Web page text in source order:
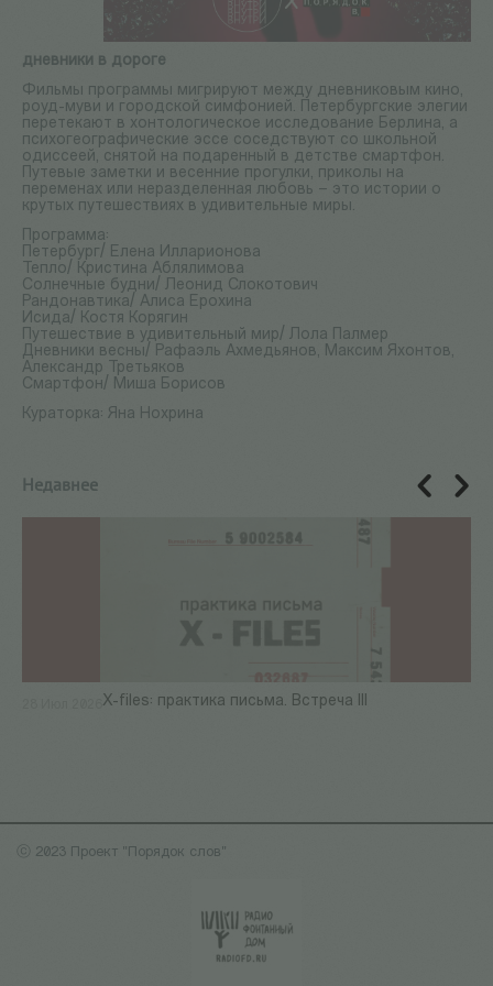
дневники в дороге
Фильмы программы мигрируют между дневниковым кино,
роуд-муви и городской симфонией. Петербургские элегии
перетекают в хонтологическое исследование Берлина, а
психогеографические эссе соседствуют со школьной
одиссеей, снятой на подаренный в детстве смартфон.
Путевые заметки и весенние прогулки, приколы на
переменах или неразделенная любовь – это истории о
крутых путешествиях в удивительные миры.
Программа:
Петербург/ Елена Илларионова
Тепло/ Кристина Аблялимова
Солнечные будни/ Леонид Слокотович
Рандонавтика/ Алиса Ерохина
Исида/ Костя Корягин
Путешествие в удивительный мир/ Лола Палмер
Дневники весны/ Рафаэль Ахмедьянов, Максим Яхонтов,
Александр Третьяков
Смартфон/ Миша Борисов
Кураторка: Яна Нохрина
Недавнее
X-files: практика письма. Встреча III
ⓒ 2023 Проект "Порядок слов"